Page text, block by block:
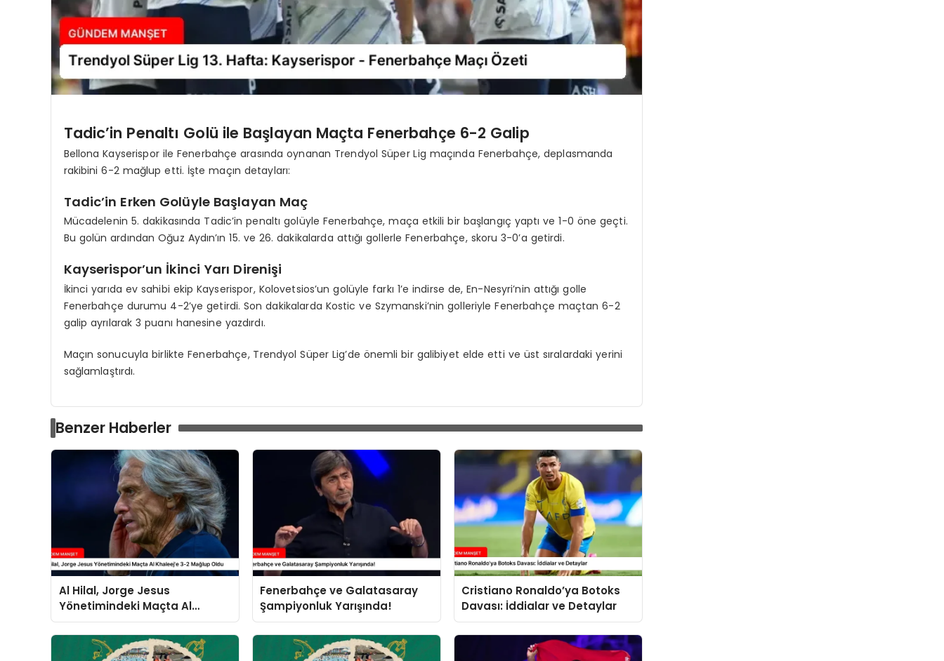
Tadic’in Penaltı Golü ile Başlayan Maçta Fenerbahçe 6-2 Galip
Bellona Kayserispor ile Fenerbahçe arasında oynanan Trendyol Süper Lig maçında Fenerbahçe, deplasmanda
rakibini 6-2 mağlup etti. İşte maçın detayları:
Tadic’in Erken Golüyle Başlayan Maç
Mücadelenin 5. dakikasında Tadic’in penaltı golüyle Fenerbahçe, maça etkili bir başlangıç yaptı ve 1-0 öne geçti.
Bu golün ardından Oğuz Aydın’ın 15. ve 26. dakikalarda attığı gollerle Fenerbahçe, skoru 3-0’a getirdi.
Kayserispor’un İkinci Yarı Direnişi
İkinci yarıda ev sahibi ekip Kayserispor, Kolovetsios’un golüyle farkı 1’e indirse de, En-Nesyri’nin attığı golle
Fenerbahçe durumu 4-2’ye getirdi. Son dakikalarda Kostic ve Szymanski’nin golleriyle Fenerbahçe maçtan 6-2
galip ayrılarak 3 puanı hanesine yazdırdı.
Maçın sonucuyla birlikte Fenerbahçe, Trendyol Süper Lig’de önemli bir galibiyet elde etti ve üst sıralardaki yerini
sağlamlaştırdı.
Benzer Haberler
Al Hilal, Jorge Jesus
Yönetimindeki Maçta Al
Khaleej’e 3-2 Mağlup Oldu
Fenerbahçe ve Galatasaray
Şampiyonluk Yarışında!
Cristiano Ronaldo’ya Botoks
Davası: İddialar ve Detaylar